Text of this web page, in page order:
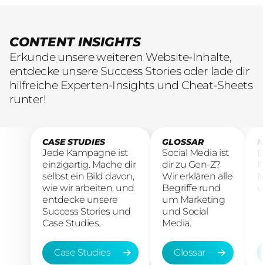
CONTENT INSIGHTS
Erkunde unsere weiteren Website-Inhalte,
entdecke unsere Success Stories oder lade dir
hilfreiche Experten-Insights und Cheat-Sheets
runter!
CASE STUDIES
Jede Kampagne ist
einzigartig. Mache dir
selbst ein Bild davon,
wie wir arbeiten, und
entdecke unsere
Success Stories und
Case Studies.
Case Studies
GLOSSAR
Social Media ist
dir zu Gen-Z?
Wir erklären alle
Begriffe rund
um Marketing
und Social
Media.
Glossar